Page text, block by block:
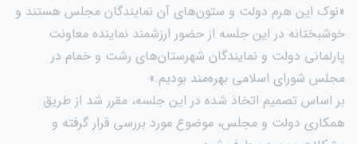
«نوک این هرم دولت و ستون‌های آن نمایندگان مجلس هستند و
خوشبختانه در این جلسه از حضور ارزشمند نماینده معاونت
پارلمانی دولت و نمایندگان شهرستان‌های رشت و خمام در
مجلس شورای اسلامی بهره‌مند بودیم.»
بر اساس تصمیم اتخاذ شده در این جلسه، مقرر شد از طریق
همکاری دولت و مجلس، موضوع مورد بررسی قرار گرفته و